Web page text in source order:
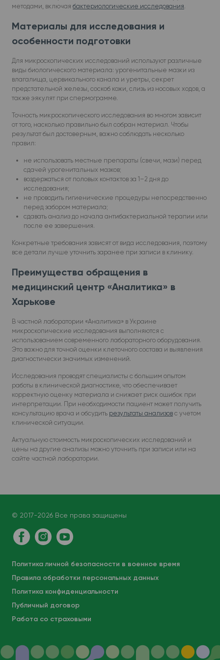
методами, включая бактериологические исследования.
Материалы для исследования и
особенности подготовки
Для микроскопических исследований используют различные
виды биологического материала: урогенитальные мазки из
влагалища, цервикального канала и уретры, секрет
предстательной железы, соскоб кожи, слизь из носовых ходов, а
также эякулят при спермограмме.
Точность микроскопического исследования во многом зависит
от того, насколько правильно был собран материал. Чтобы
результат был достоверным, важно соблюдать несколько
правил:
не использовать местные препараты (свечи, мази) перед
сдачей урогенитальных мазков;
воздержаться от половых контактов за 1–2 дня до
исследования;
не проводить гигиенические процедуры непосредственно
перед забором материала;
сдавать анализ до начала антибактериальной терапии или
после ее завершения.
Конкретные требования зависят от вида исследования, поэтому
все детали лучше уточнить заранее при записи в клинику.
Преимущества обращения в
медицинский центр «Аналитика» в
Харькове
В частной лаборатории «Аналитика» в Украине
микроскопические исследования выполняются с
использованием современного лабораторного оборудования.
Это важно для точной оценки клеточного состава и выявления
диагностически значимых изменений.
Исследования проводят специалисты с большим опытом
работы в клинической диагностике, что обеспечивает
корректную оценку материала и снижает риск ошибок при
интерпретации. При необходимости пациент может получить
консультацию врача и обсудить результаты анализов с учетом
клинической ситуации.
Актуальную стоимость микроскопических исследований и
цены на другие анализы можно уточнить при записи или на
сайте частной лаборатории.
© 2017-2026 Все права защищены
Политика личной безопасности в военное время
Правила обработки персональных данных
Политика конфиденциальности
Публичный договор
Работа со страховыми